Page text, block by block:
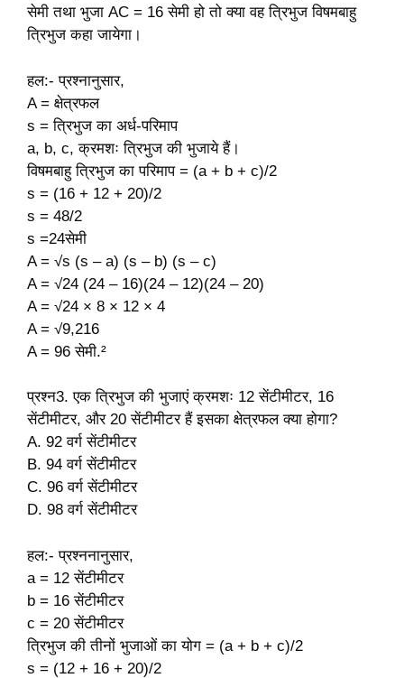
सेमी तथा भुजा AC = 16 सेमी हो तो क्या वह त्रिभुज विषमबाहु
त्रिभुज कहा जायेगा।
हल:- प्रश्नानुसार,
A = क्षेत्रफल
s = त्रिभुज का अर्ध-परिमाप
a, b, c, क्रमशः त्रिभुज की भुजाये हैं।
विषमबाहु त्रिभुज का परिमाप = (a + b + c)/2
s = (16 + 12 + 20)/2
s = 48/2
s =24सेमी
A = √s (s – a) (s – b) (s – c)
A = √24 (24 – 16)(24 – 12)(24 – 20)
A = √24 × 8 × 12 × 4
A = √9,216
A = 96 सेमी.²
प्रश्न3. एक त्रिभुज की भुजाएं क्रमशः 12 सेंटीमीटर, 16
सेंटीमीटर, और 20 सेंटीमीटर हैं इसका क्षेत्रफल क्या होगा?
A. 92 वर्ग सेंटीमीटर
B. 94 वर्ग सेंटीमीटर
C. 96 वर्ग सेंटीमीटर
D. 98 वर्ग सेंटीमीटर
हल:- प्रश्ननानुसार,
a = 12 सेंटीमीटर
b = 16 सेंटीमीटर
c = 20 सेंटीमीटर
त्रिभुज की तीनों भुजाओं का योग = (a + b + c)/2
s = (12 + 16 + 20)/2